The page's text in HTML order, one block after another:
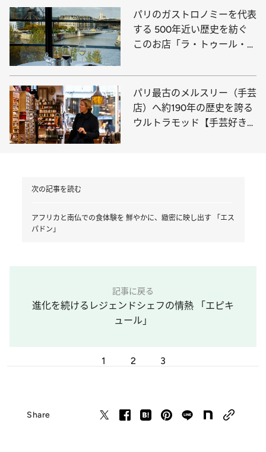
パリのガストロノミーを代表
する 500年近い歴史を紡ぐ
このお店「ラ・トゥール・ダ
パリ最古のメルスリー（手芸
店）へ約190年の歴史を誇る
ウルトラモッド【手芸好きに
次の記事を読む
アフリカと南仏での食体験を 鮮やかに、緻密に映し出す 「エス
パドン」
記事に戻る
進化を続けるレジェンドシェフの情熱 「エピキ
ュール」
1 2 3
Share